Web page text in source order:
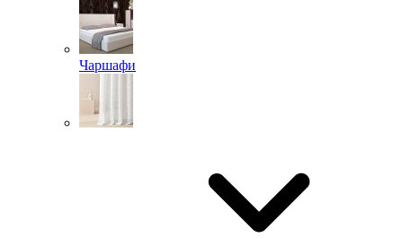
Чаршафи